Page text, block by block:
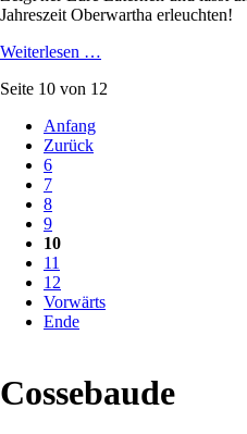
Jahreszeit Oberwartha erleuchten!
Weiterlesen …
Seite 10 von 12
Anfang
Zurück
6
7
8
9
10
11
12
Vorwärts
Ende
Cossebaude